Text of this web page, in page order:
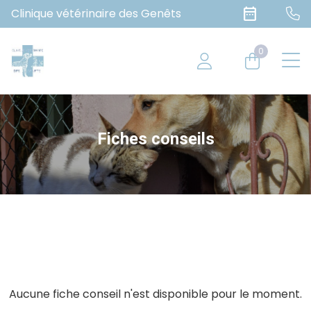
Clinique vétérinaire des Genêts date_range
0
Fiches conseils
Aucune fiche conseil n'est disponible pour le moment.